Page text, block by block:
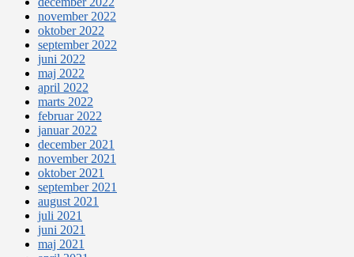
november 2022
oktober 2022
september 2022
juni 2022
maj 2022
april 2022
marts 2022
februar 2022
januar 2022
december 2021
november 2021
oktober 2021
september 2021
august 2021
juli 2021
juni 2021
maj 2021